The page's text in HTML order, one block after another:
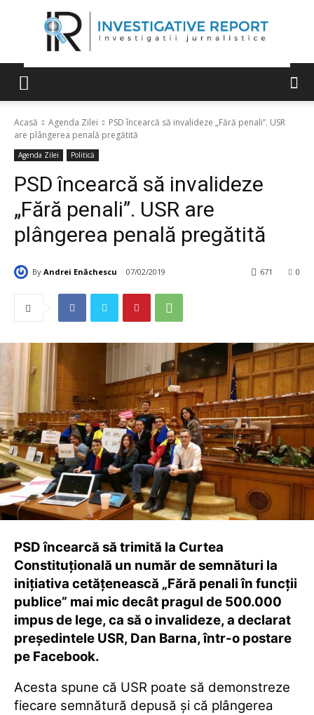
Acasă Agenda Zilei
PSD încearcă să invalideze „Fără penali”. USR
are plângerea penală pregătită
Agenda Zilei Politică
PSD încearcă să invalideze
„Fără penali”. USR are
plângerea penală pregătită
By Andrei Enăchescu 07/02/2019 0
671
PSD încearcă să trimită la Curtea
Constituţională un număr de semnături la
iniţiativa cetăţenească „Fără penali în funcţii
publice” mai mic decât pragul de 500.000
impus de lege, ca să o invalideze, a declarat
preşedintele USR, Dan Barna, într-o postare
pe Facebook.
Acesta spune că USR poate să demonstreze
fiecare semnătură depusă şi că plângerea